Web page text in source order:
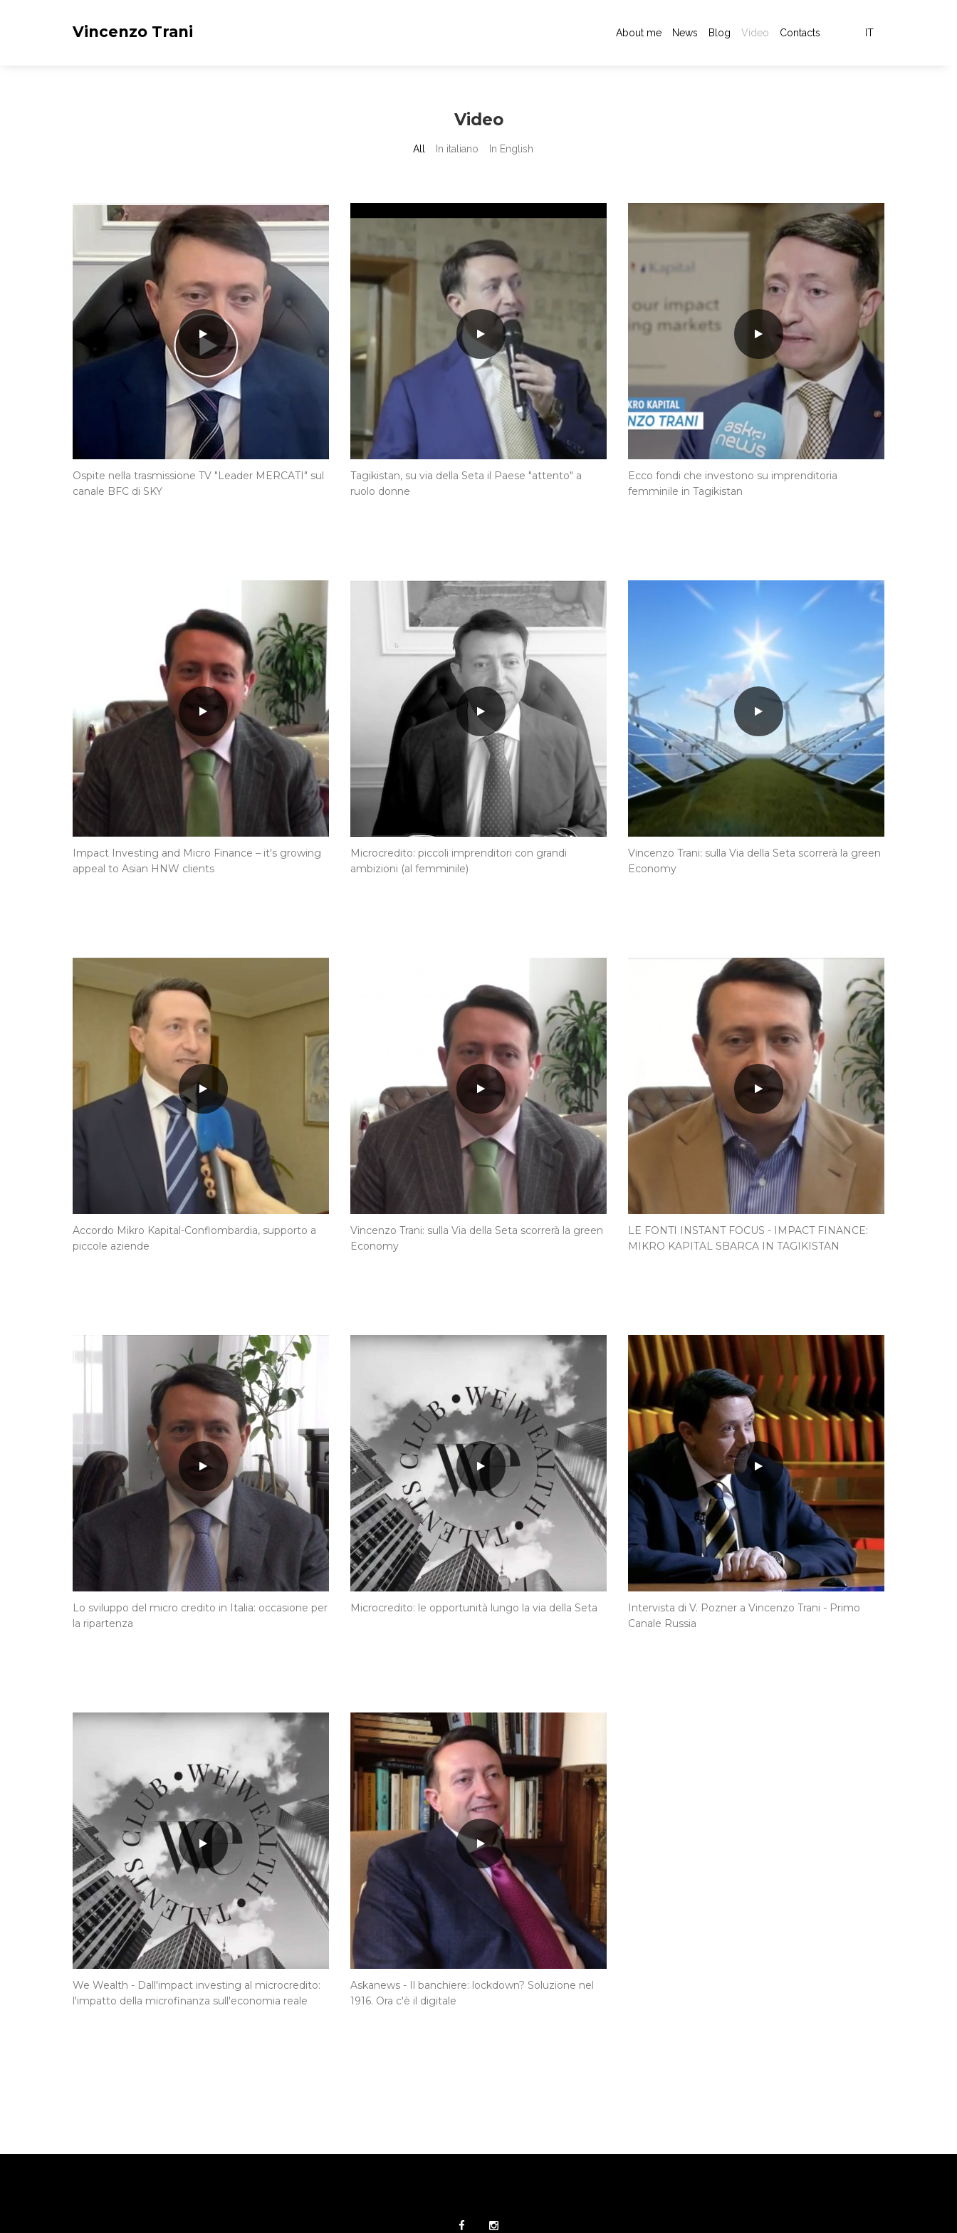
Vincenzo Trani IT
About me News Blog Video Contacts
Video
All In italiano In English
Ospite nella trasmissione TV "Leader MERCATI" sul
canale BFC di SKY
Tagikistan, su via della Seta il Paese "attento" a
ruolo donne
Ecco fondi che investono su imprenditoria
femminile in Tagikistan
Impact Investing and Micro Finance – it's growing
appeal to Asian HNW clients
Microcredito: piccoli imprenditori con grandi
ambizioni (al femminile)
Vincenzo Trani: sulla Via della Seta scorrerà la green
Economy
Accordo Mikro Kapital-Conflombardia, supporto a
piccole aziende
Vincenzo Trani: sulla Via della Seta scorrerà la green
Economy
LE FONTI INSTANT FOCUS - IMPACT FINANCE:
MIKRO KAPITAL SBARCA IN TAGIKISTAN
Lo sviluppo del micro credito in Italia: occasione per
la ripartenza
Microcredito: le opportunità lungo la via della Seta
Intervista di V. Pozner a Vincenzo Trani - Primo
Canale Russia
We Wealth - Dall'impact investing al microcredito:
l'impatto della microfinanza sull'economia reale
Askanews - Il banchiere: lockdown? Soluzione nel
1916. Ora c'è il digitale